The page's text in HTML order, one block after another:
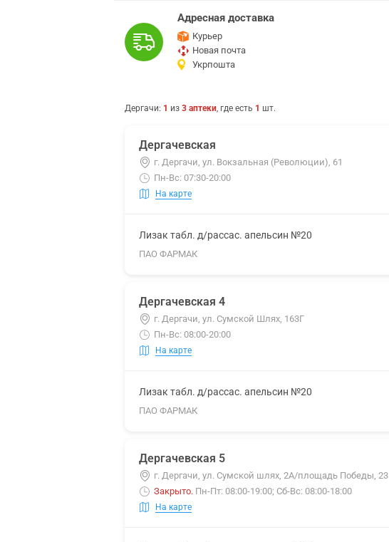
Адресная доставка
Курьер
Новая почта
Укрпошта
Дергачи: 1 из 3 аптеки, где есть 1 шт.
Дергачевская
г. Дергачи, ул. Вокзальная (Революции), 61
Пн-Вс: 07:30-20:00
На карте
Лизак табл. д/рассас. апельсин №20
ПАО ФАРМАК
Дергачевская 4
г. Дергачи, ул. Сумской Шлях, 163Г
Пн-Вс: 08:00-20:00
На карте
Лизак табл. д/рассас. апельсин №20
ПАО ФАРМАК
Дергачевская 5
г. Дергачи, ул. Сумской шлях, 2А/площадь Победы, 23
Закрыто. Пн-Пт: 08:00-19:00; Сб-Вс: 08:00-18:00
На карте